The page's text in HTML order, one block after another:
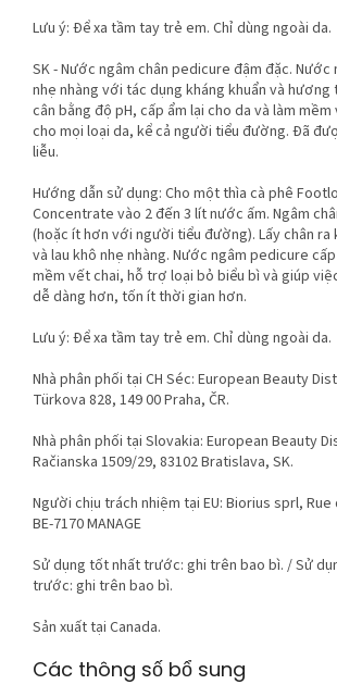
Lưu ý: Để xa tầm tay trẻ em. Chỉ dùng ngoài da.
SK - Nước ngâm chân pedicure đậm đặc. Nước
nhẹ nhàng với tác dụng kháng khuẩn và
cân bằng độ pH, cấp ẩm lại cho da và làm
cho mọi loại da, kể cả người tiểu đường. Đã
liễu.
Hướng dẫn sử dụng: Cho một thìa cà phê
Concentrate vào 2 đến 3 lít nước ấm. Ngâm
(hoặc ít hơn với người tiểu đường). Lấy chân ra
và lau khô nhẹ nhàng. Nước ngâm pedicure
mềm vết chai, hỗ trợ loại bỏ biểu bì và giúp
dễ dàng hơn, tốn ít thời gian hơn.
Lưu ý: Để xa tầm tay trẻ em. Chỉ dùng ngoài da.
Nhà phân phối tại CH Séc: European Beauty
Türkova 828, 149 00 Praha, ČR.
Nhà phân phối tại Slovakia: European Beauty
Račianska 1509/29, 83102 Bratislava, SK.
Người chịu trách nhiệm tại EU: Biorius sprl,
BE-7170 MANAGE
Sử dụng tốt nhất trước: ghi trên bao bì. / Sử
trước: ghi trên bao bì.
Sản xuất tại Canada.
Các thông số bổ sung